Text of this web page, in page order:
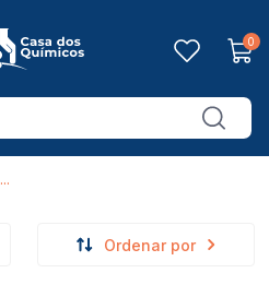
0
Ordenar por